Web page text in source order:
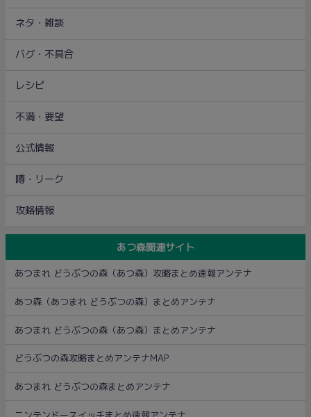
ネタ・雑談
バグ・不具合
レシピ
不満・要望
公式情報
噂・リーク
攻略情報
あつ森関連サイト
あつまれ どうぶつの森（あつ森）攻略まとめ速報アンテナ
あつ森（あつまれ どうぶつの森）まとめアンテナ
あつまれ どうぶつの森（あつ森）まとめアンテナ
どうぶつの森攻略まとめアンテナMAP
あつまれ どうぶつの森まとめアンテナ